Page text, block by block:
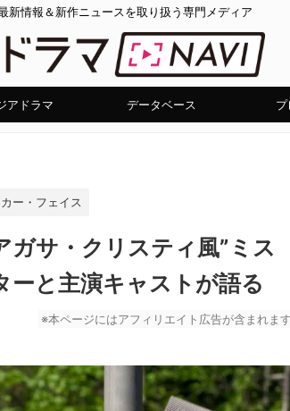
新情報＆新作ニュースを取り扱う専門メディア
アドラマ データベース
ー・フェイス
ガサ・クリスティ風”ミス
ーと主演キャストが語る
※本ページにはアフィリエイト広告が含まれま